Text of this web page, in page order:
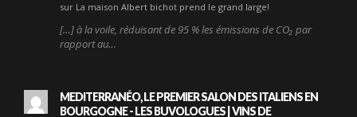
sur La maison Albert bichot prend le grand large!
[…] à la voile, réduisant de 95 % les émissions de CO₂ par
rapport au…
MEDITERRANÉO, LE PREMIER SALON DES ITALIENS EN
BOURGOGNE - LES BUVOLOGUES | VINS DE